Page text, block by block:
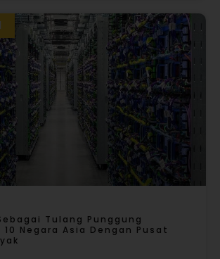
Tulang Punggung
Negara Asia Dengan Pusat